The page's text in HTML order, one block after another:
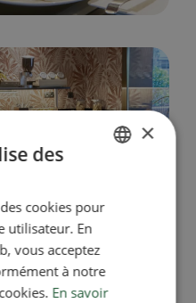
ENGLISH
CATALAN
×
des
cookies pour
utilisateur. En
vous acceptez
à notre
En savoir